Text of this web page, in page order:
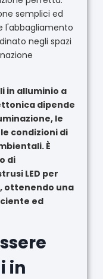
semplici ed
l'abbagliamento
negli spazi
in alluminio a
dipende
le
condizioni di
È
di
LED per
ottenendo una
ed
in